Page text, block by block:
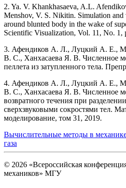
2. Ya. V. Khankhasaeva, A.L.
Menshov, V. S. Nikitin. Simulation
around blunted body in the wake of
Scientific Visualization, Vol. 11, No. 1,
3. Афендиков А. Л., Луцкий А. Е.,
В. С., Ханхасаева Я. В. Численное
пеллета из затупленного тела.
4. Афендиков А. Л., Луцкий А. Е.,
В. С., Ханхасаева Я. В. Численное
возвратного течения при
сверхзвуковыми сокростями тел.
моделирование, том 31, 2019.
Вычислительные методы в
газа
© 2026 «Всероссийская
механиков» МГУ